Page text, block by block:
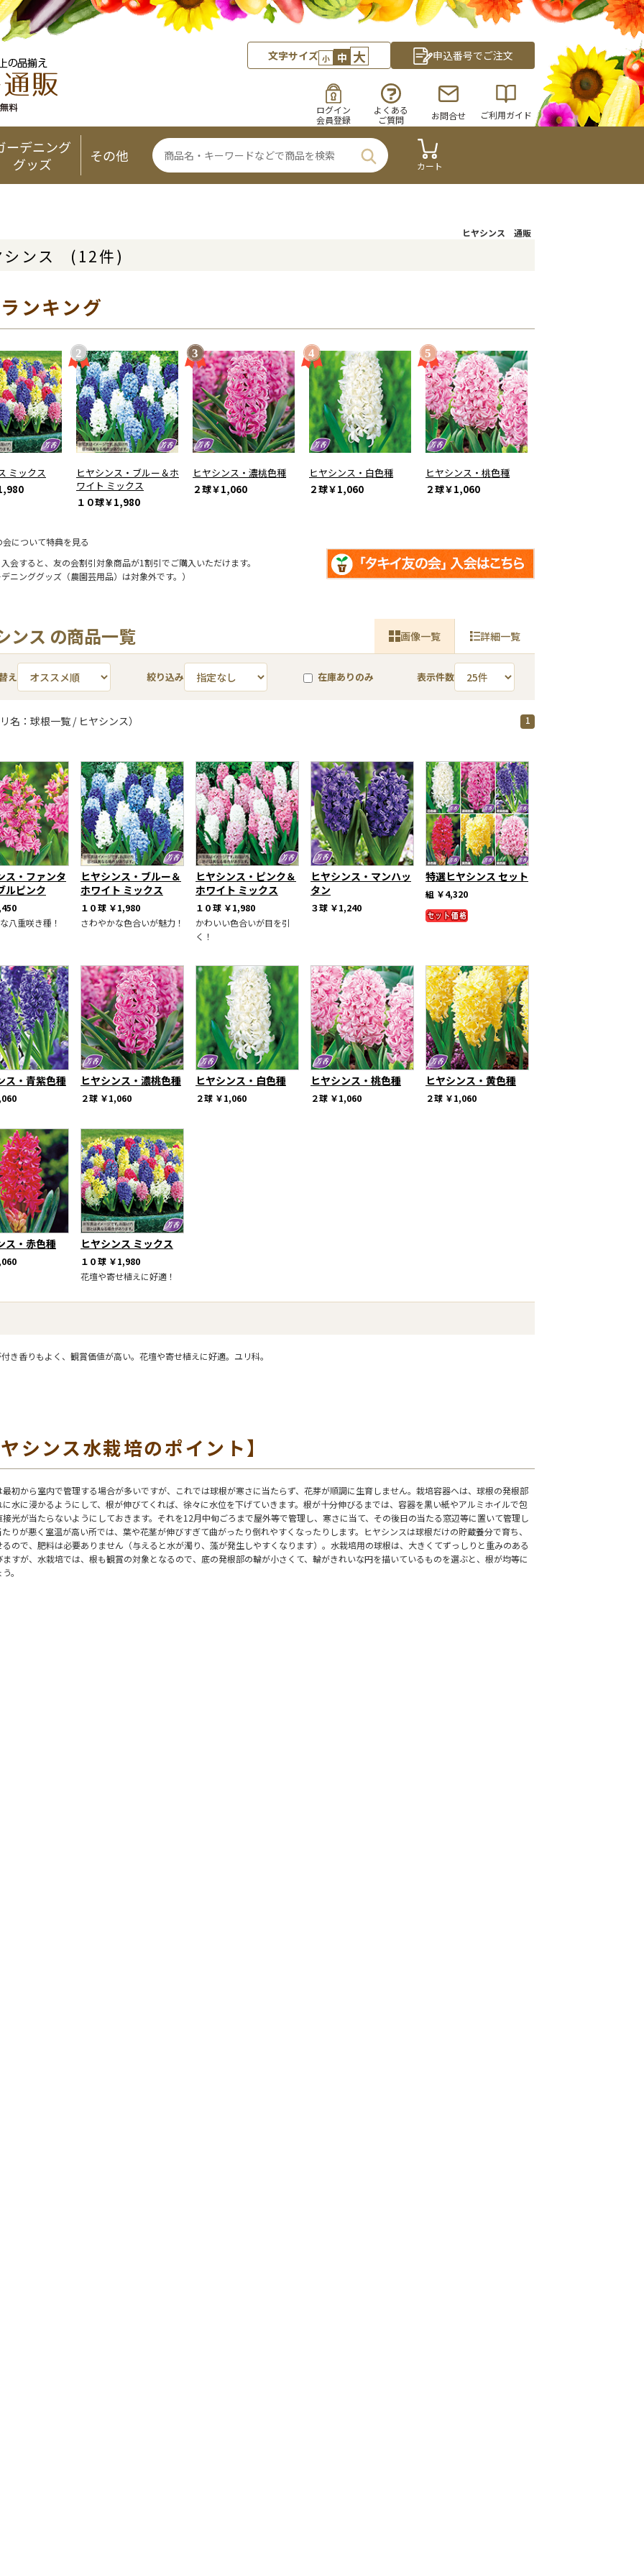
文字サイズ 小 中 大 申込番号でご注文
ログイン
会員登録
よくある
ご質問
お問合せ ご利用ガイド
ーデニング
グッズ
その他
カート
ヒヤシンス 通販
ンス (12件)
ンキング
ミックス
ヒヤシンス・ブルー＆ホ
ワイト ミックス
１０球￥1,980
ヒヤシンス・濃桃色種
２球￥1,060
ヒヤシンス・白色種
２球￥1,060
ヒヤシンス・桃色種
２球￥1,060
について特典を見る
会すると、友の会割引対象商品が1割引でご購入いただけます。
ニンググッズ（農園芸用品）は対象外です。）
ンス の商品一覧 画像一覧 詳細一覧
え 絞り込み 在庫ありのみ 表示件数
名：球根一覧 / ヒヤシンス） 1
ス・ファンタ
ルピンク
八重咲き種！
ヒヤシンス・ブルー＆
ホワイト ミックス
１０球 ￥1,980
さわやかな色合いが魅力！
ヒヤシンス・ピンク＆
ホワイト ミックス
１０球 ￥1,980
かわいい色合いが目を引
く！
ヒヤシンス・マンハッ
タン
３球 ￥1,240
特選ヒヤシンス セット
組 ￥4,320
ス・青紫色種 ヒヤシンス・濃桃色種
２球 ￥1,060
ヒヤシンス・白色種
２球 ￥1,060
ヒヤシンス・桃色種
２球 ￥1,060
ヒヤシンス・黄色種
２球 ￥1,060
ス・赤色種 ヒヤシンス ミックス
１０球 ￥1,980
花壇や寄せ植えに好適！
き香りもよく、観賞価値が高い。花壇や寄せ植えに好適。ユリ科。
シンス水栽培のポイント】
最初から室内で管理する場合が多いですが、これでは球根が寒さに当たらず、花芽が順調に生育しません。栽培容器へは、球根の発根部
水に浸かるようにして、根が伸びてくれば、徐々に水位を下げていきます。根が十分伸びるまでは、容器を黒い紙やアルミホイルで包
光が当たらないようにしておきます。それを12月中旬ごろまで屋外等で管理し、寒さに当て、その後日の当たる窓辺等に置いて管理し
りが悪く室温が高い所では、葉や花茎が伸びすぎて曲がったり倒れやすくなったりします。ヒヤシンスは球根だけの貯蔵養分で育ち、
ので、肥料は必要ありません（与えると水が濁り、藻が発生しやすくなります）。水栽培用の球根は、大きくてずっしりと重みのある
すが、水栽培では、根も観賞の対象となるので、底の発根部の輪が小さくて、輪がきれいな円を描いているものを選ぶと、根が均等に
。